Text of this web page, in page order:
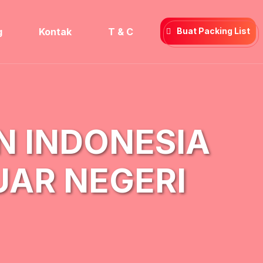
Kontak T & C Buat Packing List
INDONESIA
NEGERI